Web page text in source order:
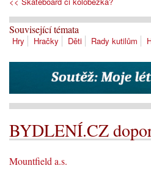
Související témata
Hry Hračky Děti Rady kutilům
BYDLENÍ.CZ
Mountfield a.s.